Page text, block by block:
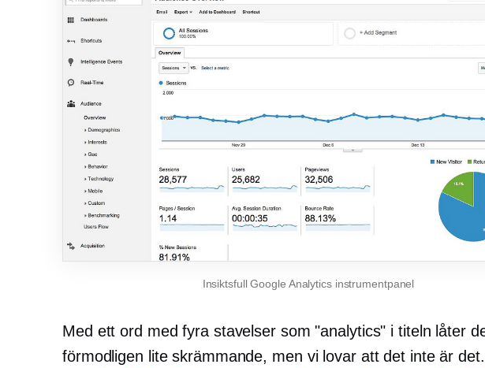
Insiktsfull Google Analytics instrumentpanel
Med ett ord med fyra stavelser som "analytics" i titeln låter
förmodligen lite skrämmande, men vi lovar att det inte är